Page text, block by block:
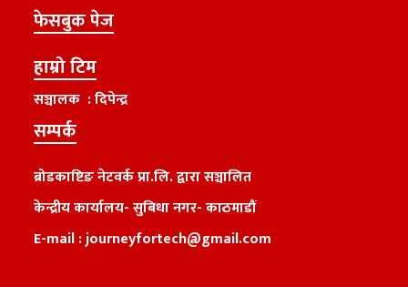
फेसबुक पेज
हाम्रो टिम
सञ्चालक : दिपेन्द्र
सम्पर्क
ब्रोडकाष्टिङ नेटवर्क प्रा.लि. द्वारा सञ्चालित
केन्द्रीय कार्यालय-सुबिधा नगर- काठमाडौं
E-mail :journeyfortech@gmail.com